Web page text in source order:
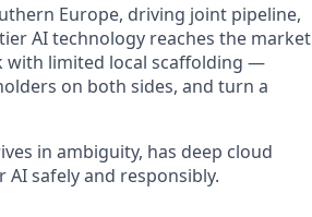
Europe, driving joint pipeline,
AI technology reaches the market
with limited local scaffolding —
on both sides, and turn a
in ambiguity, has deep cloud
safely and responsibly.